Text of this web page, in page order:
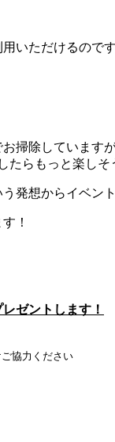
いただけるの
掃除していますが
たらもっと楽しそ
発想からイベン
！
ゼントします！
協力ください